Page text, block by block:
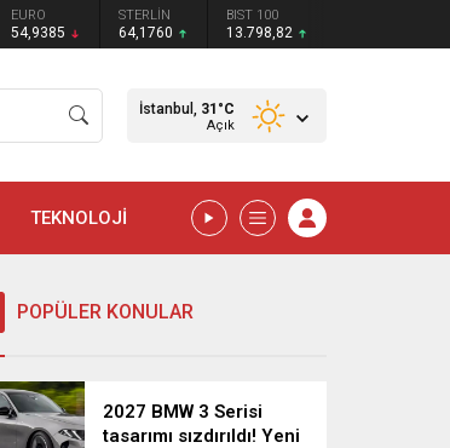
EURO
54,9385
STERLİN
64,1760
BIST 100
13.798,82
İstanbul, 31 °C
Açık
TEKNOLOJİ
POPÜLER KONULAR
2027 BMW 3 Serisi
tasarımı sızdırıldı! Yeni